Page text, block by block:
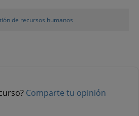
de recursos humanos
Comparte tu opinión